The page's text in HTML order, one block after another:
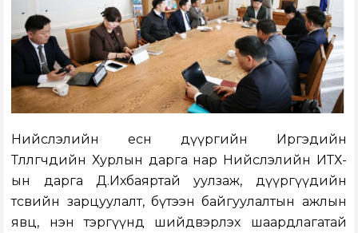
Нийслэлийн есөн дүүргийн Иргэдийн
Төлөөлөгчдийн Хурлын дарга нар Нийслэлийн ИТХ-
ын дарга Д.Ихбаяртай уулзаж, дүүргүүдийн
төсвийн зарцуулалт, бүтээн байгуулалтын ажлын
явц, нэн тэргүүнд шийдвэрлэх шаардлагатай